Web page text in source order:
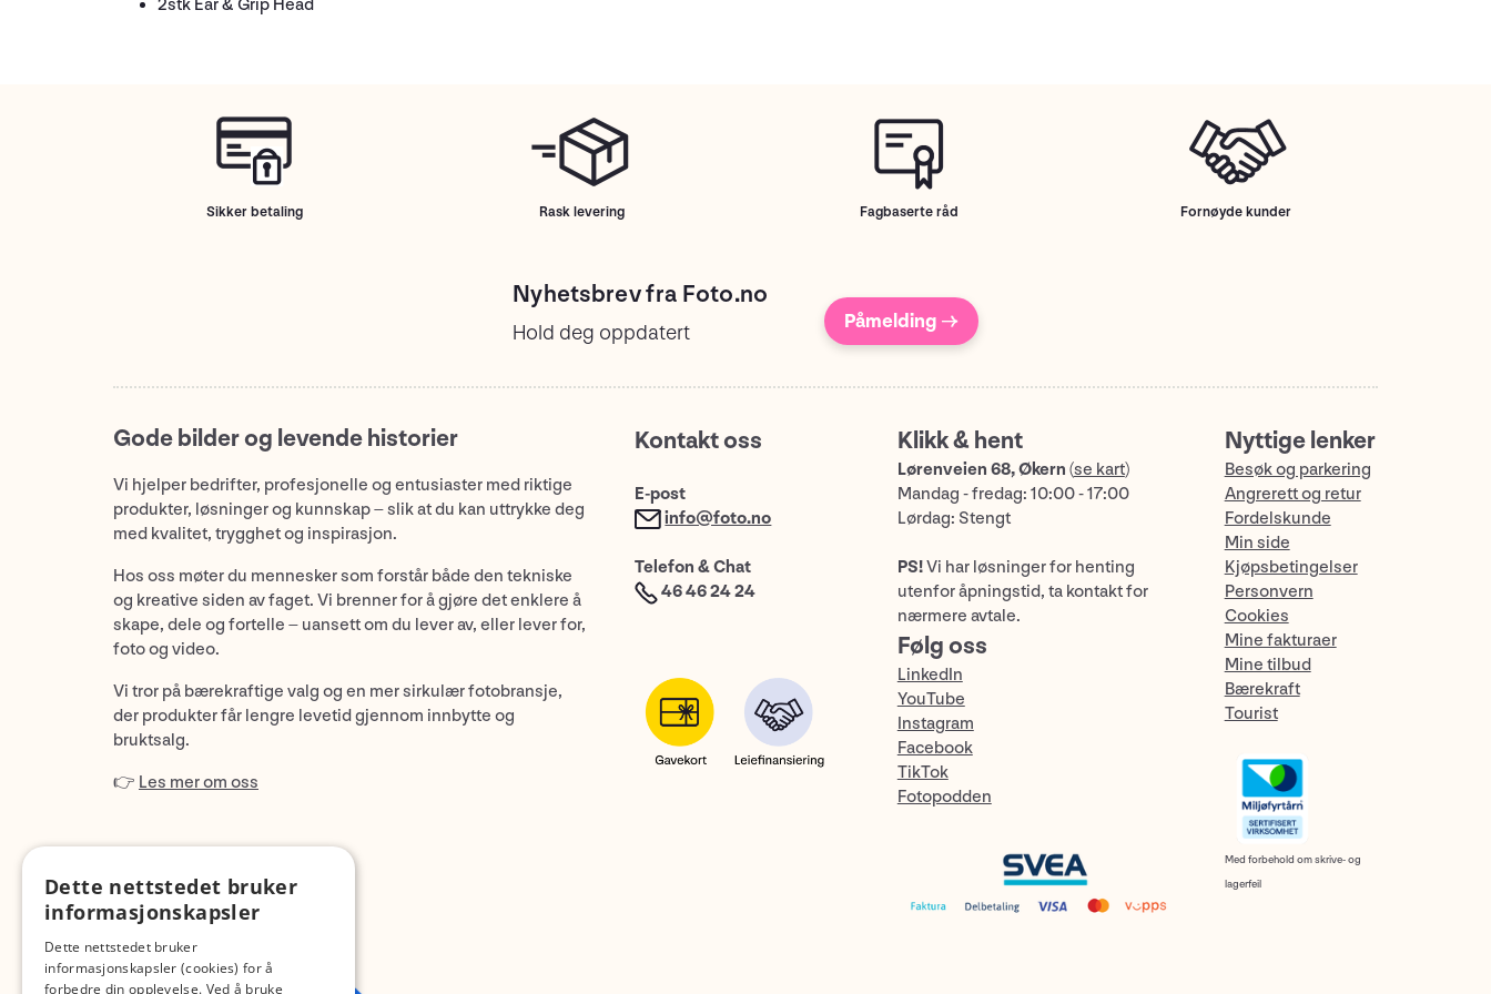
2stk Ear & Grip Head
Sikker betaling Rask levering Fagbaserte råd Fornøyde kunder
Nyhetsbrev fra Foto.no
Hold deg oppdatert Påmelding →
Gode bilder og levende historier
Vi hjelper bedrifter, profesjonelle og entusiaster med riktige
produkter, løsninger og kunnskap – slik at du kan uttrykke deg
med kvalitet, trygghet og inspirasjon.
Hos oss møter du mennesker som forstår både den tekniske
og kreative siden av faget. Vi brenner for å gjøre det enklere å
skape, dele og fortelle – uansett om du lever av, eller lever for,
foto og video.
Vi tror på bærekraftige valg og en mer sirkulær fotobransje,
der produkter får lengre levetid gjennom innbytte og
bruktsalg.
👉 Les mer om oss
Kontakt oss
E-post
info@foto.no
Telefon & Chat
46 46 24 24
Klikk & hent
Lørenveien 68, Økern (se kart)
Mandag - fredag: 10:00 - 17:00
Lørdag: Stengt
PS!Vi har løsninger for henting
utenfor åpningstid, ta kontakt for
nærmere avtale.
Følg oss
LinkedIn
YouTube
Instagram
Facebook
TikTok
Fotopodden
Nyttige lenker
Besøk og parkering
Angrerett og retur
Fordelskunde
Min side
Kjøpsbetingelser
Personvern
Cookies
Mine fakturaer
Mine tilbud
Bærekraft
Tourist
Med forbehold om skrive- og
lagerfeil
Dette nettstedet bruker
informasjonskapsler
Dette nettstedet bruker
informasjonskapsler (cookies) for å
forbedre din opplevelse. Ved å bruke